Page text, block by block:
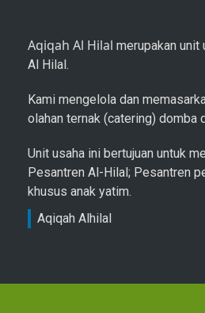
Aqiqah Al Hilal merupakan unit
Al Hilal.
Kami mengelola dan
olahan ternak (catering) domba
Unit usaha ini bertujuan untuk
Pesantren Al-Hilal; Pesantren
khusus anak yatim.
Aqiqah Alhilal